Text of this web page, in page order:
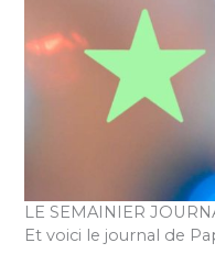
LE SEMAINIER
Et voici le journal de